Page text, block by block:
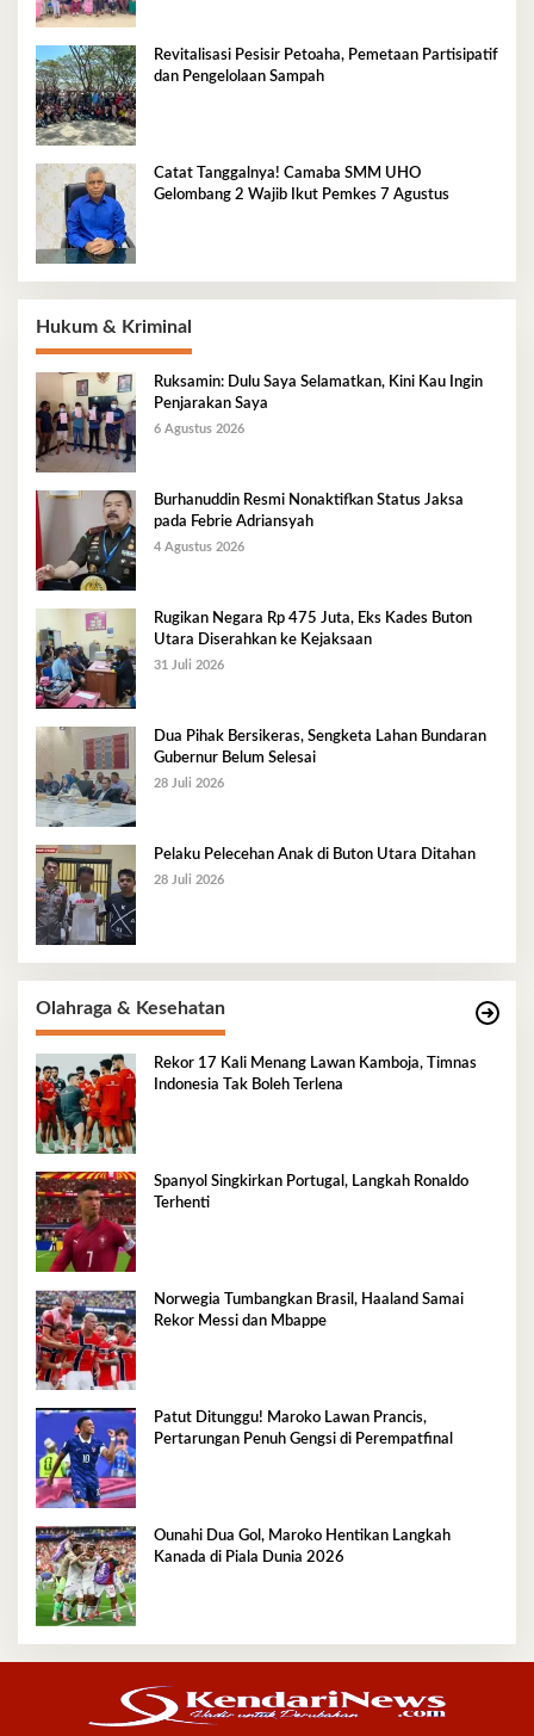
Revitalisasi Pesisir Petoaha, Pemetaan Partisipatif
dan Pengelolaan Sampah
Catat Tanggalnya! Camaba SMM UHO
Gelombang 2 Wajib Ikut Pemkes 7 Agustus
Hukum & Kriminal
Ruksamin: Dulu Saya Selamatkan, Kini Kau Ingin
Penjarakan Saya
6 Agustus 2026
Burhanuddin Resmi Nonaktifkan Status Jaksa
pada Febrie Adriansyah
4 Agustus 2026
Rugikan Negara Rp 475 Juta, Eks Kades Buton
Utara Diserahkan ke Kejaksaan
31 Juli 2026
Dua Pihak Bersikeras, Sengketa Lahan Bundaran
Gubernur Belum Selesai
28 Juli 2026
Pelaku Pelecehan Anak di Buton Utara Ditahan
28 Juli 2026
Olahraga & Kesehatan
Rekor 17 Kali Menang Lawan Kamboja, Timnas
Indonesia Tak Boleh Terlena
Spanyol Singkirkan Portugal, Langkah Ronaldo
Terhenti
Norwegia Tumbangkan Brasil, Haaland Samai
Rekor Messi dan Mbappe
Patut Ditunggu! Maroko Lawan Prancis,
Pertarungan Penuh Gengsi di Perempatfinal
Ounahi Dua Gol, Maroko Hentikan Langkah
Kanada di Piala Dunia 2026